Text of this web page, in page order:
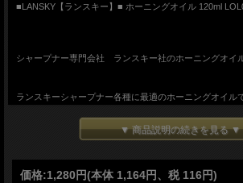
■LANSKY【ランスキー】■ ホーニングオイル 120ml
シャープナー専門会社 ランスキー社のホーニングオイ
ランスキーシャープナー各種に最適のホーニングオイル
＊ダイアモンドシャープナーには使用しないでください
▼ 商品説明の続きを見る ▼
価格:1,280円(本体 1,164円、税 116円)